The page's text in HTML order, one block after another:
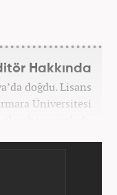
Hakkında
doğdu. Lisans
Üniversitesi
tamamladı.